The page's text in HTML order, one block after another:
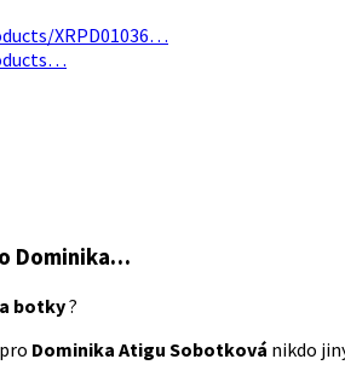
XRPD01036…
Dominika…
botky?
Dominika Atigu Sobotková nikdo